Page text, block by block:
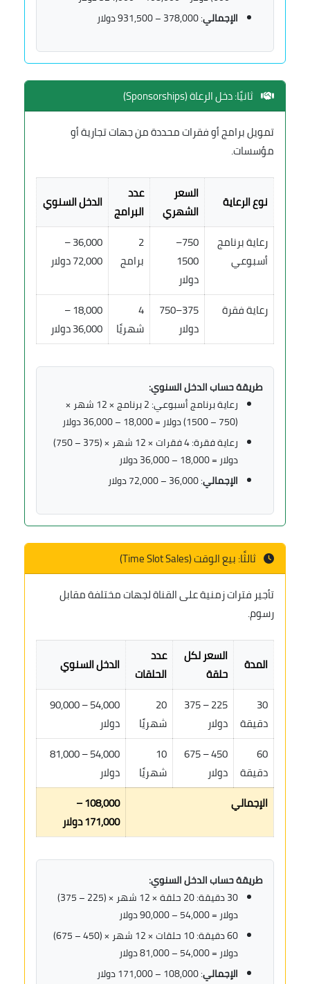
الإجمالي: 378,000 – 931,500 دولار
ثانيًا: دخل الرعاة (Sponsorships)
تمويل برامج أو فقرات محددة من جهات تجارية أو
مؤسسات.
نوع الرعاية
السعر
الشهري
عدد
البرامج الدخل السنوي
رعاية برنامج
أسبوعي
750–
1500
دولار
2
برامج
36,000 –
72,000 دولار
رعاية فقرة
375–750
دولار
4
شهريًا
18,000 –
36,000 دولار
طريقة حساب الدخل السنوي:
رعاية برنامج أسبوعي: 2 برنامج × 12 شهر ×
(750 – 1500) دولار = 18,000 – 36,000 دولار
رعاية فقرة: 4 فقرات × 12 شهر × (375 – 750)
دولار = 18,000 – 36,000 دولار
الإجمالي: 36,000 – 72,000 دولار
ثالثًا: بيع الوقت (Time Slot Sales)
تأجير فترات زمنية على القناة لجهات مختلفة مقابل
رسوم.
المدة
السعر لكل
حلقة
عدد
الحلقات
الدخل السنوي
30
دقيقة
225 – 375
دولار
20
شهريًا
54,000 – 90,000
دولار
60
دقيقة
450 – 675
دولار
10
شهريًا
54,000 – 81,000
دولار
الإجمالي
108,000 –
171,000 دولار
طريقة حساب الدخل السنوي:
30 دقيقة: 20 حلقة × 12 شهر × (225 – 375)
دولار = 54,000 – 90,000 دولار
60 دقيقة: 10 حلقات × 12 شهر × (450 – 675)
دولار = 54,000 – 81,000 دولار
الإجمالي: 108,000 – 171,000 دولار